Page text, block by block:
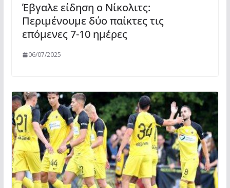
Έβγαλε είδηση ο Νίκολιτς:
Περιμένουμε δύο παίκτες τις
επόμενες 7-10 ημέρες
06/07/2025